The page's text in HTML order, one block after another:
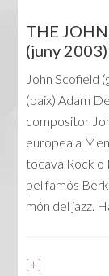
THE
(juny 2003)
John Scofield
(baix) Adam
compositor
europea a
tocava Rock o
pel famós
món del jazz.
[+]